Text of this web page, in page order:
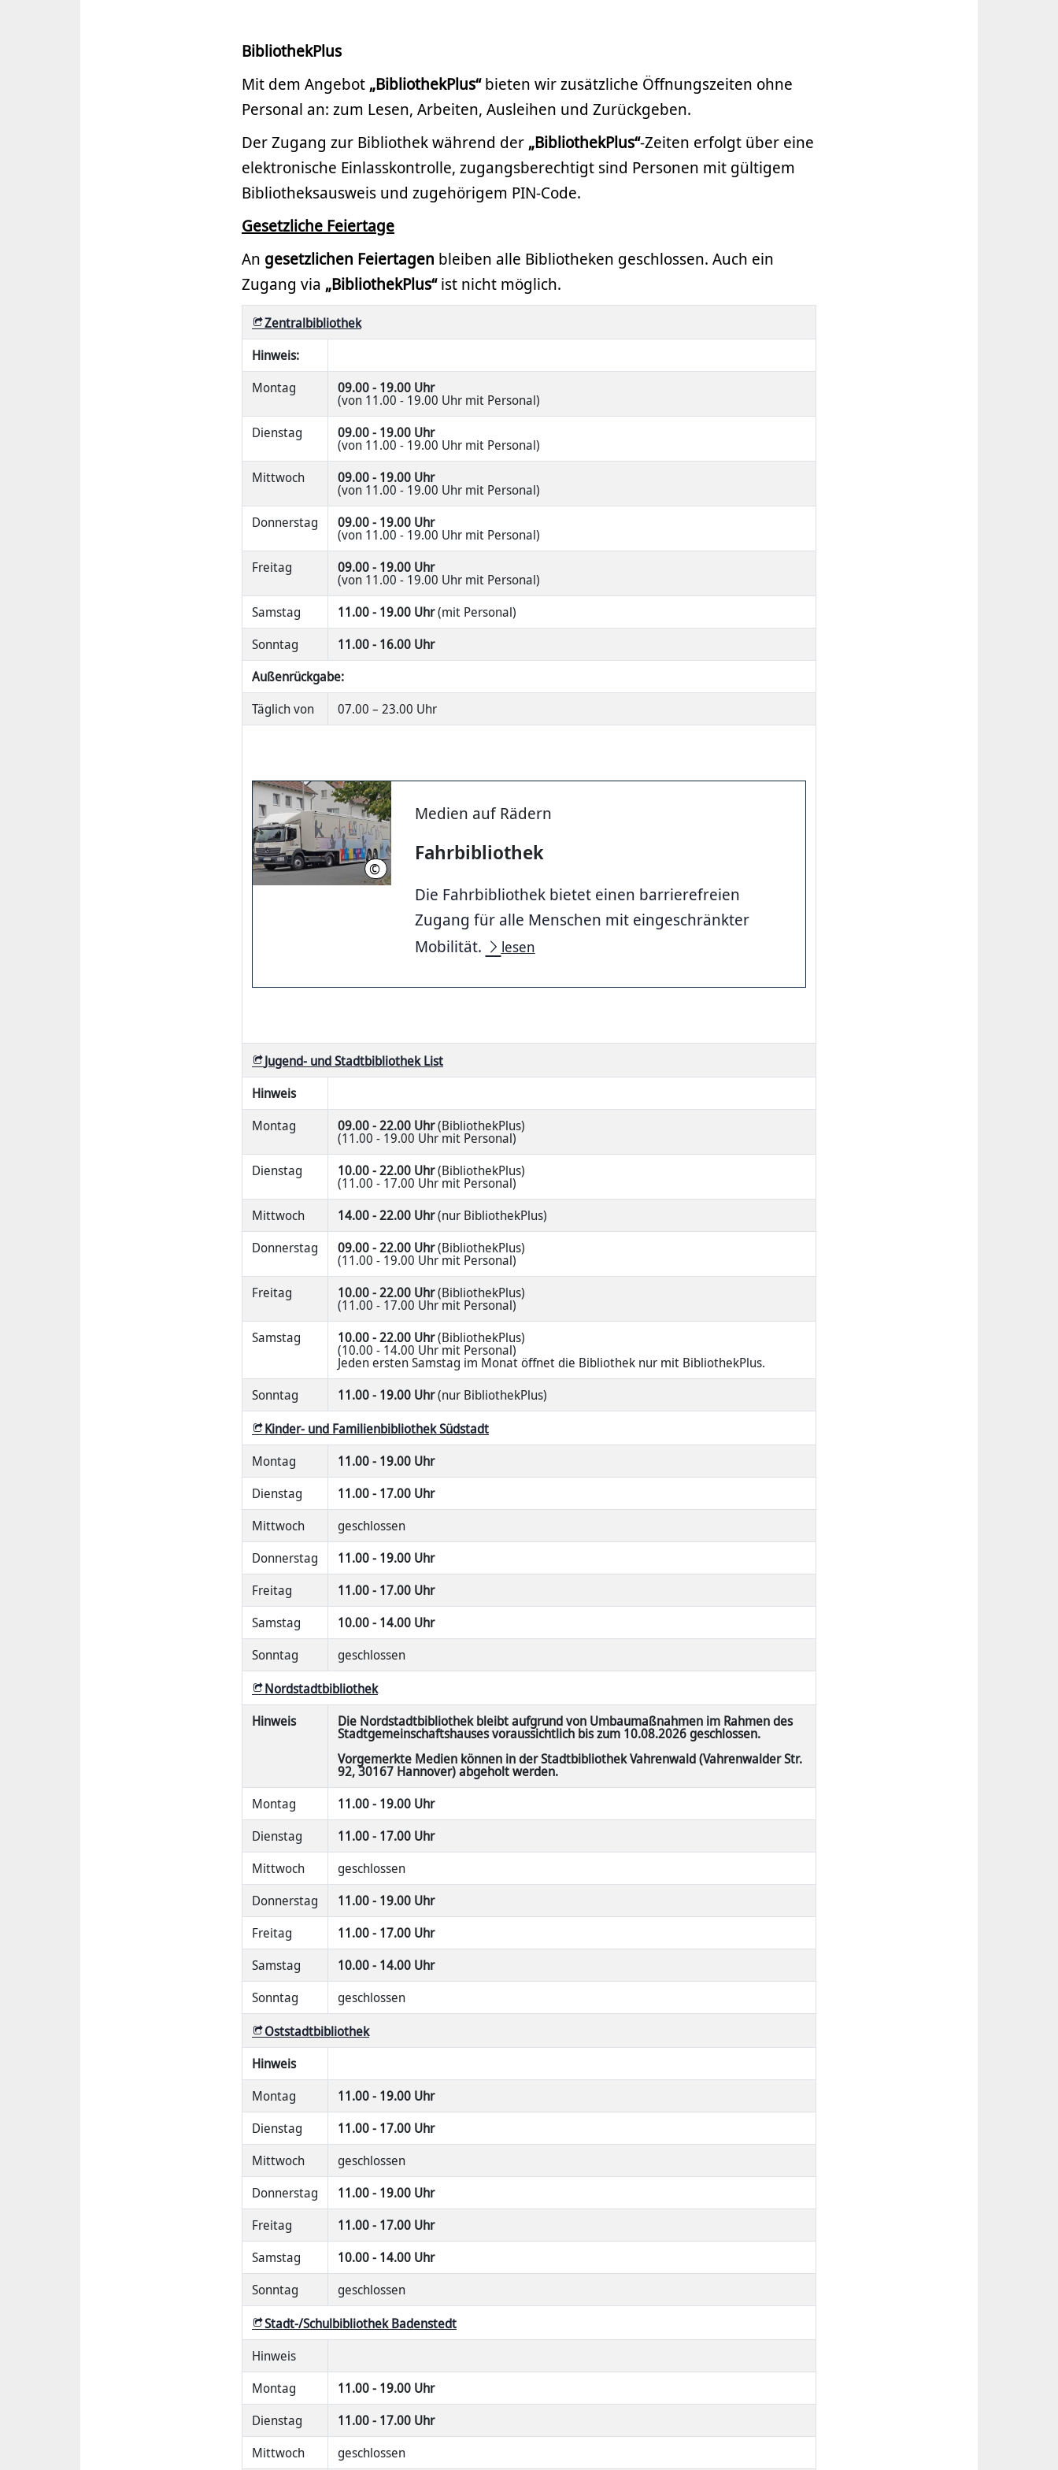
BibliothekPlus
Mit dem Angebot „BibliothekPlus“bieten wir zusätzliche Öffnungszeiten ohne
Personal an: zum Lesen, Arbeiten, Ausleihen und Zurückgeben.
Der Zugang zur Bibliothek während der „BibliothekPlus“-Zeiten erfolgt über eine
elektronische Einlasskontrolle, zugangsberechtigt sind Personen mit gültigem
Bibliotheksausweis und zugehörigem PIN-Code.
Gesetzliche Feiertage
An gesetzlichen Feiertagen bleiben alle Bibliotheken geschlossen. Auch ein
Zugang via „BibliothekPlus“ist nicht möglich.
Zentralbibliothek
Hinweis:
Montag
09.00 - 19.00 Uhr
(von 11.00 - 19.00 Uhr mit Personal)
Dienstag
09.00 - 19.00 Uhr
(von 11.00 - 19.00 Uhr mit Personal)
Mittwoch
09.00 - 19.00 Uhr
(von 11.00 - 19.00 Uhr mit Personal)
Donnerstag
09.00 - 19.00 Uhr
(von 11.00 - 19.00 Uhr mit Personal)
Freitag
09.00 - 19.00 Uhr
(von 11.00 - 19.00 Uhr mit Personal)
Samstag
11.00 - 19.00 Uhr(mit Personal)
Sonntag
11.00 - 16.00 Uhr
Außenrückgabe:
Täglich von
07.00 – 23.00 Uhr
© Stadtbibliothek Hannover
Medien auf Rädern
Fahrbibliothek
Die Fahrbibliothek bietet einen barrierefreien
Zugang für alle Menschen mit eingeschränkter
Mobilität.
lesen
Jugend- und Stadtbibliothek List
Hinweis
Montag
09.00 - 22.00 Uhr(BibliothekPlus)
(11.00 - 19.00 Uhr mit Personal)
Dienstag
10.00 - 22.00 Uhr(BibliothekPlus)
(11.00 - 17.00 Uhr mit Personal)
Mittwoch
14.00 - 22.00 Uhr(nur BibliothekPlus)
Donnerstag
09.00 - 22.00 Uhr(BibliothekPlus)
(11.00 - 19.00 Uhr mit Personal)
Freitag
10.00 - 22.00 Uhr(BibliothekPlus)
(11.00 - 17.00 Uhr mit Personal)
Samstag
10.00 - 22.00 Uhr(BibliothekPlus)
(10.00 - 14.00 Uhr mit Personal)
Jeden ersten Samstag im Monat öffnet die Bibliothek nur mit BibliothekPlus.
Sonntag
11.00 - 19.00 Uhr(nur BibliothekPlus)
Kinder- und Familienbibliothek Südstadt
Montag
11.00 - 19.00 Uhr
Dienstag
11.00 - 17.00 Uhr
Mittwoch
geschlossen
Donnerstag
11.00 - 19.00 Uhr
Freitag
11.00 - 17.00 Uhr
Samstag
10.00 - 14.00 Uhr
Sonntag
geschlossen
Nordstadtbibliothek
Hinweis
Die Nordstadtbibliothek bleibt aufgrund von Umbaumaßnahmen im Rahmen des
Stadtgemeinschaftshauses voraussichtlich bis zum 10.08.2026 geschlossen.
Vorgemerkte Medien können in der Stadtbibliothek Vahrenwald (Vahrenwalder Str.
92, 30167 Hannover) abgeholt werden.
Montag
11.00 - 19.00 Uhr
Dienstag
11.00 - 17.00 Uhr
Mittwoch
geschlossen
Donnerstag
11.00 - 19.00 Uhr
Freitag
11.00 - 17.00 Uhr
Samstag
10.00 - 14.00 Uhr
Sonntag
geschlossen
Oststadtbibliothek
Hinweis
Montag
11.00 - 19.00 Uhr
Dienstag
11.00 - 17.00 Uhr
Mittwoch
geschlossen
Donnerstag
11.00 - 19.00 Uhr
Freitag
11.00 - 17.00 Uhr
Samstag
10.00 - 14.00 Uhr
Sonntag
geschlossen
Stadt-/Schulbibliothek Badenstedt
Hinweis
Montag
11.00 - 19.00 Uhr
Dienstag
11.00 - 17.00 Uhr
Mittwoch
geschlossen